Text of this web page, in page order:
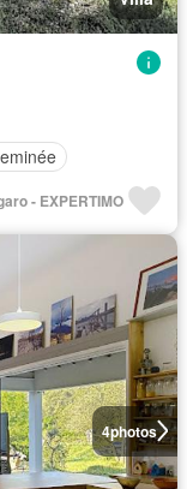
- EXPERTIMO
4photos